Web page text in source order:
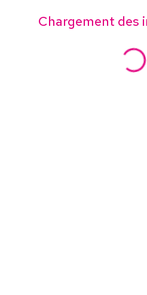
Chargement des